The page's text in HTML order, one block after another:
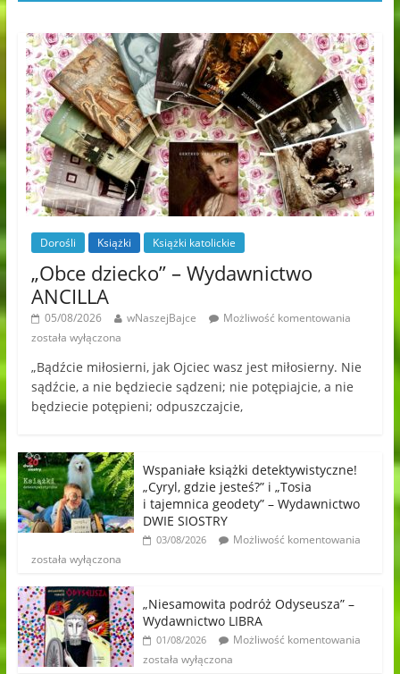
Dorośli Książki Książki katolickie
„Obce dziecko” – Wydawnictwo
ANCILLA
05/08/2026 wNaszejBajce
Możliwość komentowania
została wyłączona
„Bądźcie miłosierni, jak Ojciec wasz jest miłosierny. Nie
sądźcie, a nie będziecie sądzeni; nie potępiajcie, a nie
będziecie potępieni; odpuszczajcie,
Wspaniałe książki detektywistyczne!
„Cyryl, gdzie jesteś?” i „Tosia
i tajemnica geodety” – Wydawnictwo
DWIE SIOSTRY
03/08/2026
Możliwość komentowania
została wyłączona
„Niesamowita podróż Odyseusza” –
Wydawnictwo LIBRA
01/08/2026
Możliwość komentowania
została wyłączona